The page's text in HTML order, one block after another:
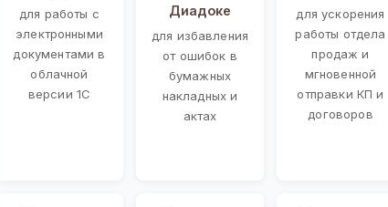
для работы с
электронными
документами в
облачной
версии 1С
Диадоке
для избавления
от ошибок в
бумажных
накладных и
актах
для ускорения
работы отдела
продаж и
мгновенной
отправки КП и
договоров